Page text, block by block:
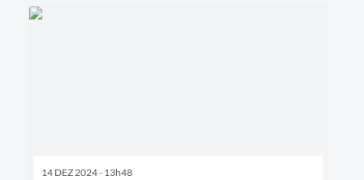
14 DEZ 2024 - 13h48